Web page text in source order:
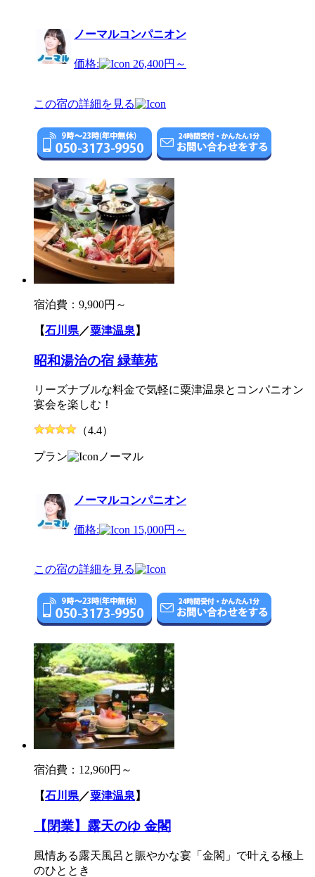
ノーマルコンパニオン
価格: 26,400円～
この宿の詳細を見る
宿泊費： 9,900円～
【石川県／粟津温泉 】
昭和湯治の宿 緑華苑
リーズナブルな料金で気軽に粟津温泉とコンパニオン
宴会を楽しむ！
（4.4）
プラン ノーマル
ノーマルコンパニオン
価格: 15,000円～
この宿の詳細を見る
宿泊費： 12,960円～
【石川県／粟津温泉 】
【閉業】露天のゆ 金閣
風情ある露天風呂と賑やかな宴「金閣」で叶える極上
のひととき